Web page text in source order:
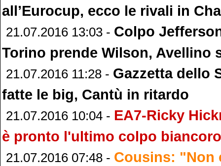
all’Eurocup, ecco le rivali in
21.07.2016 13:03 - Colpo
Torino prende Wilson, Avellino
21.07.2016 11:28 - Gazzetta dello
fatte le big, Cantù in ritardo
21.07.2016 10:04 - EA7-Ricky
è pronto l'ultimo colpo
21.07.2016 07:48 - Cousins: "Non